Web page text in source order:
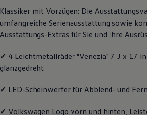
Updates für Software,
Über Ihr Auto
Vorgängermodelle
Warn- und
Live Beratung
Magazin
Transport
Klassiker mit Vorzügen: Die
umfangreiche Serienausstattung sowie
Ausstattungs-Extras für Sie und Ihre
✓ 4 Leichtmetallräder "Venezia" 7 J x 17
glanzgedreht
✓ LED-Scheinwerfer für Abblend- und
✓ Volkswagen Logo vorn und hinten,